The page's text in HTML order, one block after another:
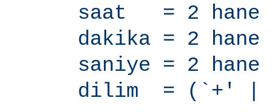
saat = 2 hane
dakika = 2 hane
saniye = 2 hane
dilim = (`+' |